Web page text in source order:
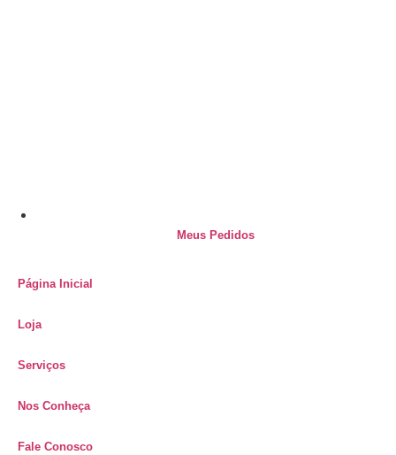
Meus Pedidos
Página Inicial
Loja
Serviços
Nos Conheça
Fale Conosco